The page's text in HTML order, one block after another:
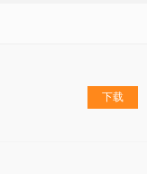
下载